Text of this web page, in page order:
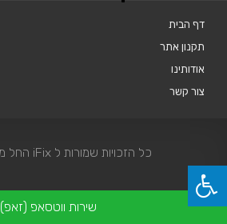
דף הבית
תקנון אתר
אודותינו
צור קשר
כל הזכויות שמורות ל iFix החל משנת 2020
שירות ווטסאפ (זאפ)